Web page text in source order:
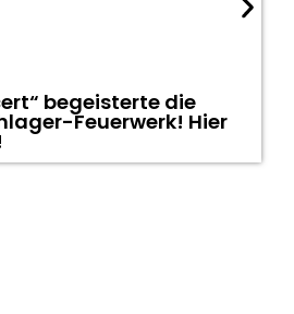
begeisterte die
Feuerwerk! Hier